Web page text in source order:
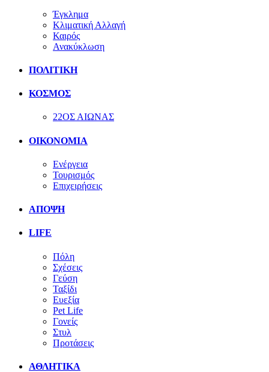
Έγκλημα
Κλιματική Αλλαγή
Καιρός
Ανακύκλωση
ΠΟΛΙΤΙΚΗ
ΚΟΣΜΟΣ
22ΟΣ ΑΙΩΝΑΣ
ΟΙΚΟΝΟΜΙΑ
Ενέργεια
Τουρισμός
Επιχειρήσεις
ΑΠΟΨΗ
LIFE
Πόλη
Σχέσεις
Γεύση
Ταξίδι
Ευεξία
Pet Life
Γονείς
Στυλ
Προτάσεις
ΑΘΛΗΤΙΚΑ